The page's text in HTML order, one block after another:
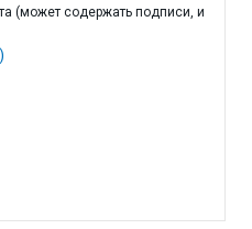
(может содержать подписи, и